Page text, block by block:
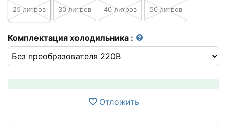
25 литров 30 литров 40 литров 50 литров
Комплектация холодильника :
Отложить